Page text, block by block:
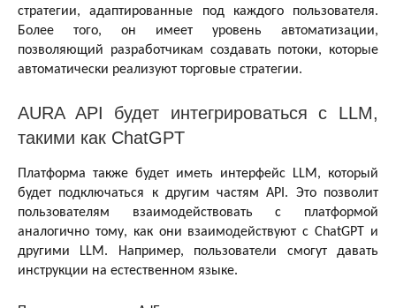
стратегии, адаптированные под каждого пользователя.
Более того, он имеет уровень автоматизации,
позволяющий разработчикам создавать потоки, которые
автоматически реализуют торговые стратегии.
AURA API будет интегрироваться с LLM,
такими как ChatGPT
Платформа также будет иметь интерфейс LLM, который
будет подключаться к другим частям API. Это позволит
пользователям взаимодействовать с платформой
аналогично тому, как они взаимодействуют с ChatGPT и
другими LLM. Например, пользователи смогут давать
инструкции на естественном языке.